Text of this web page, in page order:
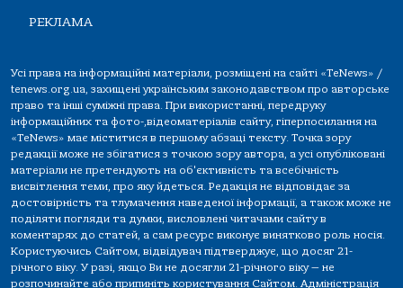
РЕКЛАМА
Усі права на інформаційні матеріали, розміщені на сайті «TeNews» /
tenews.org.ua, захищені українським законодавством про авторське
право та інші суміжні права. При використанні, передруку
інформаційних та фото-,відеоматеріалів сайту, гіперпосилання на
«TeNews» має міститися в першому абзаці тексту. Точка зору
редакції може не збігатися з точкою зору автора, а усі опубліковані
матеріали не претендують на об'єктивність та всебічність
висвітлення теми, про яку йдеться. Редакція не відповідає за
достовірність та тлумачення наведеної інформації, а також може не
поділяти погляди та думки, висловлені читачами сайту в
коментарях до статей, а сам ресурс виконує винятково роль носія.
Користуючись Сайтом, відвідувач підтверджує, що досяг 21-
річного віку. У разі, якщо Ви не досягли 21-річного віку — не
розпочинайте або припиніть користування Сайтом. Адміністрація